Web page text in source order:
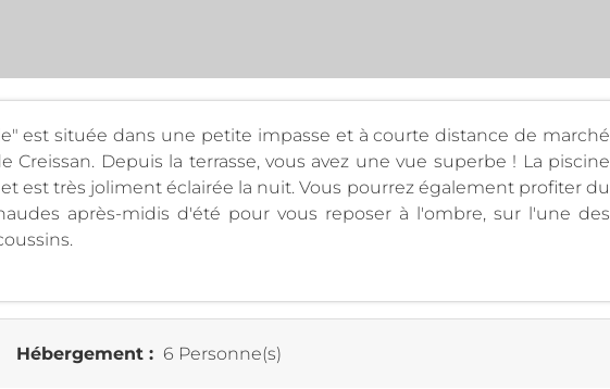
est située dans une petite impasse et à courte distance de marché
Creissan. Depuis la terrasse, vous avez une vue superbe ! La piscine
est très joliment éclairée la nuit. Vous pourrez également profiter du
après-midis d'été pour vous reposer à l'ombre, sur l'une des
Hébergement : 6 Personne(s)